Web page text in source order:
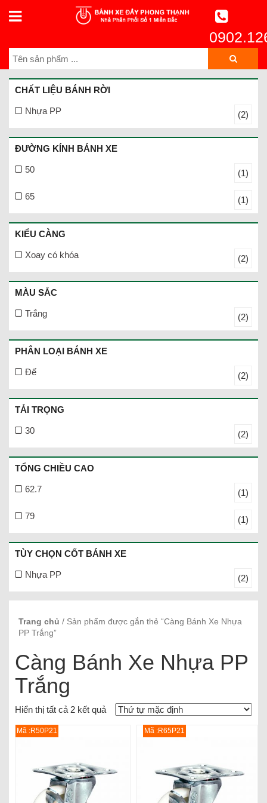
CHẤT LIỆU BÁNH RỜI
Nhựa PP (2)
ĐƯỜNG KÍNH BÁNH XE
50 (1)
65 (1)
KIỂU CÀNG
Xoay có khóa (2)
MÀU SẮC
Trắng (2)
PHÂN LOẠI BÁNH XE
Đế (2)
TẢI TRỌNG
30 (2)
TỔNG CHIỀU CAO
62.7 (1)
79 (1)
TÙY CHỌN CỐT BÁNH XE
Nhựa PP (2)
Trang chủ / Sản phẩm được gắn thẻ “Càng Bánh Xe Nhựa
PP Trắng”
Càng Bánh Xe Nhựa PP
Trắng
Hiển thị tất cả 2 kết quả
Mã :R50P21 Mã :R65P21